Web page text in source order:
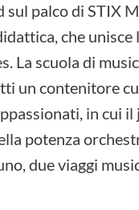
sul palco di STIX
che
La scuola di
un contenitore
in cui
potenza
due viaggi